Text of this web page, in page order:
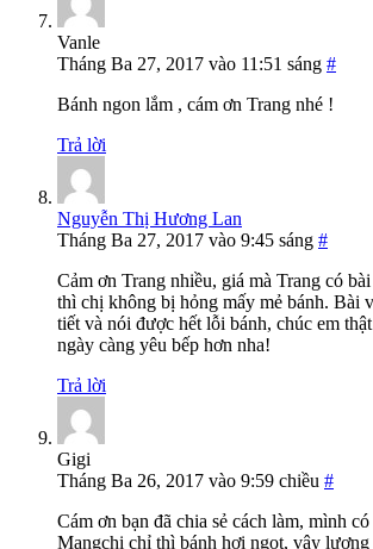
Vanle
Tháng Ba 27, 2017 vào 11:51 sáng #
Bánh ngon lắm , cám ơn Trang nhé !
Trả lời
Nguyễn Thị Hương Lan
Tháng Ba 27, 2017 vào 9:45 sáng #
Cảm ơn Trang nhiều, giá mà Trang có
thì chị không bị hỏng mấy mẻ bánh. Bài
tiết và nói được hết lỗi bánh, chúc em
ngày càng yêu bếp hơn nha!
Trả lời
Gigi
Tháng Ba 26, 2017 vào 9:59 chiều #
Cám ơn bạn đã chia sẻ cách làm, mình
Mangchi chỉ thì bánh hơi ngọt, vậy